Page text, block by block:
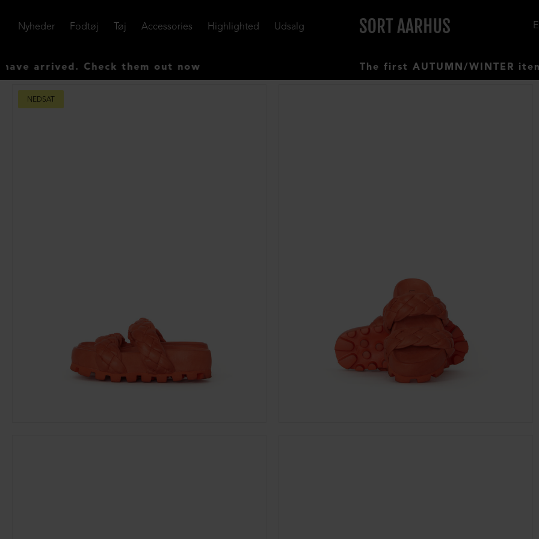
Nyheder Fodtøj Tøj Accessories Highlighted Udsalg
Check them out now The first AUTUMN/WINTER items
NEDSAT